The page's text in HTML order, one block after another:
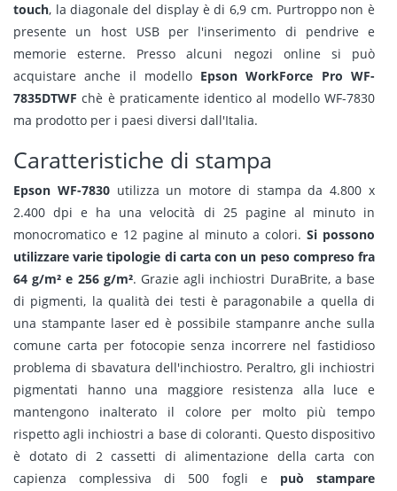
touch, la diagonale del display è di 6,9 cm. Purtroppo non è
presente un host USB per l'inserimento di pendrive e
memorie esterne. Presso alcuni negozi online si può
acquistare anche il modello Epson WorkForce Pro WF-
7835DTWF chè è praticamente identico al modello WF-7830
ma prodotto per i paesi diversi dall'Italia.
Caratteristiche di stampa
Epson WF-7830utilizza un motore di stampa da 4.800 x
2.400 dpi e ha una velocità di 25 pagine al minuto in
monocromatico e 12 pagine al minuto a colori. Si possono
utilizzare varie tipologie di carta con un peso compreso fra
64 g/m² e 256 g/m². Grazie agli inchiostri DuraBrite, a base
di pigmenti, la qualità dei testi è paragonabile a quella di
una stampante laser ed è possibile stampanre anche sulla
comune carta per fotocopie senza incorrere nel fastidioso
problema di sbavatura dell'inchiostro. Peraltro, gli inchiostri
pigmentati hanno una maggiore resistenza alla luce e
mantengono inalterato il colore per molto più tempo
rispetto agli inchiostri a base di coloranti. Questo dispositivo
è dotato di 2 cassetti di alimentazione della carta con
capienza complessiva di 500 fogli e può stampare